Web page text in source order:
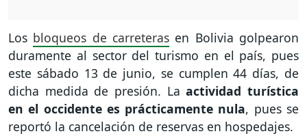
Los bloqueos de carreteras en Bolivia golpearon
duramente al sector del turismo en el país, pues
este sábado 13 de junio, se cumplen 44 días, de
dicha medida de presión. Laactividad turística
en el occidente es prácticamente nula, pues se
reportó la cancelación de reservas en hospedajes.